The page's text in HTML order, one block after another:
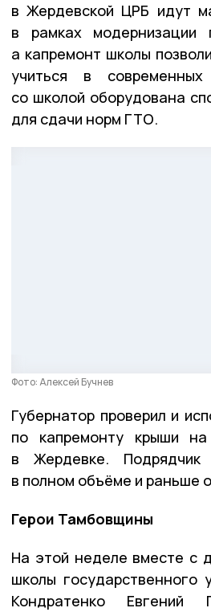
в Жердевской ЦРБ идут
в рамках модернизации
а капремонт школы
учиться в
со школой оборудована
для сдачи норм ГТО.
Фото: Алексей Бучнев
Губернатор проверил и
по капремонту крыши
в Жердевке. Подрядчик
в полном объёме и раньше
Герои Тамбовщины
На этой неделе вместе с
школы государственного
Кондратенко Евгений